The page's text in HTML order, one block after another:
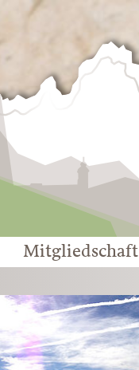
Mitgliedschaft